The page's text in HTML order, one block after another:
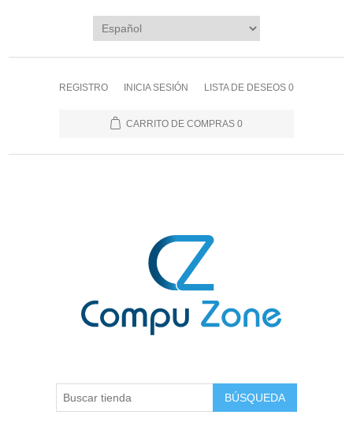
REGISTRO INICIA SESIÓN LISTA DE DESEOS 0
CARRITO DE COMPRAS 0
BÚSQUEDA